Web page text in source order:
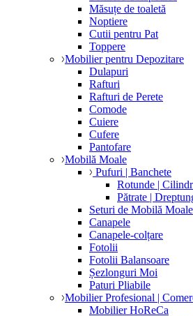
Măsuțe de toaletă
Noptiere
Cutii pentru Pat
Toppere
Mobilier pentru Depozitare
Dulapuri
Rafturi
Rafturi de Perete
Comode
Cuiere
Cufere
Pantofare
Mobilă Moale
Pufuri | Banchete
Rotunde |
Pătrate |
Seturi de Mobilă Moale
Canapele
Canapele-colțare
Fotolii
Fotolii Balansoare
Șezlonguri Moi
Paturi Pliabile
Mobilier Profesional |
Mobilier HoReCa